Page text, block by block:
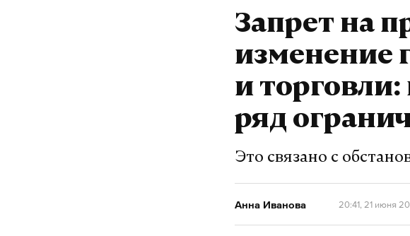
Запрет на
изменение
и торговли:
ряд
Это связано с
Анна Иванова 20:41, 21 июня